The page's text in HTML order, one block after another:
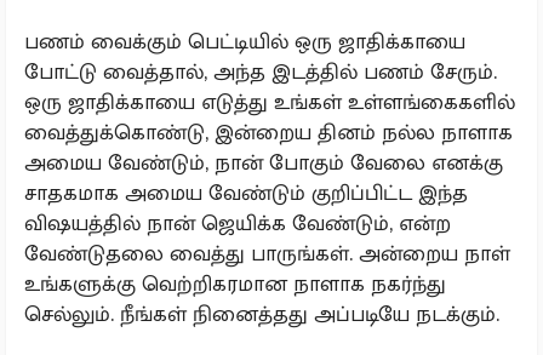
பணம் வைக்கும் பெட்டியில் ஒரு ஜாதிக்காயை
போட்டு வைத்தால், அந்த இடத்தில் பணம் சேரும்.
ஒரு ஜாதிக்காயை எடுத்து உங்கள் உள்ளங்கைகளில்
வைத்துக்கொண்டு, இன்றைய தினம் நல்ல நாளாக
அமைய வேண்டும், நான் போகும் வேலை எனக்கு
சாதகமாக அமைய வேண்டும் குறிப்பிட்ட இந்த
விஷயத்தில் நான் ஜெயிக்க வேண்டும், என்ற
வேண்டுதலை வைத்து பாருங்கள். அன்றைய நாள்
உங்களுக்கு வெற்றிகரமான நாளாக நகர்ந்து
செல்லும். நீங்கள் நினைத்தது அப்படியே நடக்கும்.